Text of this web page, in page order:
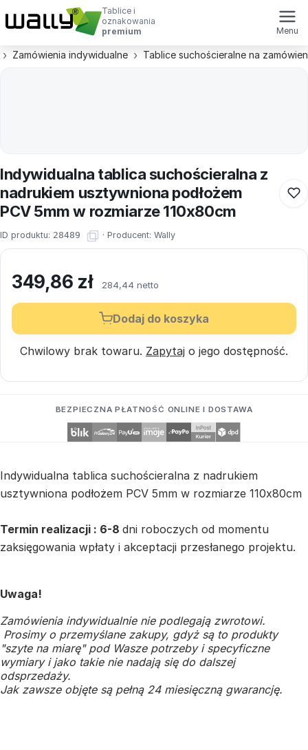
Tablice i
oznakowania
premium
Menu
Zamówienia indywidualne Tablice suchościeralne na
Indywidualna tablica suchościeralna z
nadrukiem usztywniona podłożem
PCV 5mm w rozmiarze 110x80cm
ID produktu: 28489 · Producent: Wally
349,86 zł 284,44 netto
Dodaj do koszyka
Chwilowy brak towaru. Zapytaj o jego dostępność.
BEZPIECZNA PŁATNOŚĆ ONLINE I DOSTAWA
Indywidualna tablica suchościeralna z nadrukiem
usztywniona podłożem PCV 5mm w rozmiarze 110x80cm
Termin realizacji : 6-8 dni roboczych od momentu
zaksięgowania wpłaty i akceptacji przesłanego projektu.
Uwaga!
Zamówienia indywidualnie nie podlegają zwrotowi.
Prosimy o przemyślane zakupy, gdyż są to produkty
"szyte na miarę" pod Wasze potrzeby i specyficzne
wymiary i jako takie nie nadają się do dalszej
odsprzedaży.
Jak zawsze objęte są pełną 24 miesięczną gwarancję.